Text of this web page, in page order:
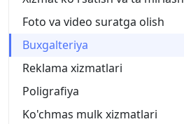
Foto va video suratga olish
Buxgalteriya
Reklama xizmatlari
Poligrafiya
Ko'chmas mulk xizmatlari